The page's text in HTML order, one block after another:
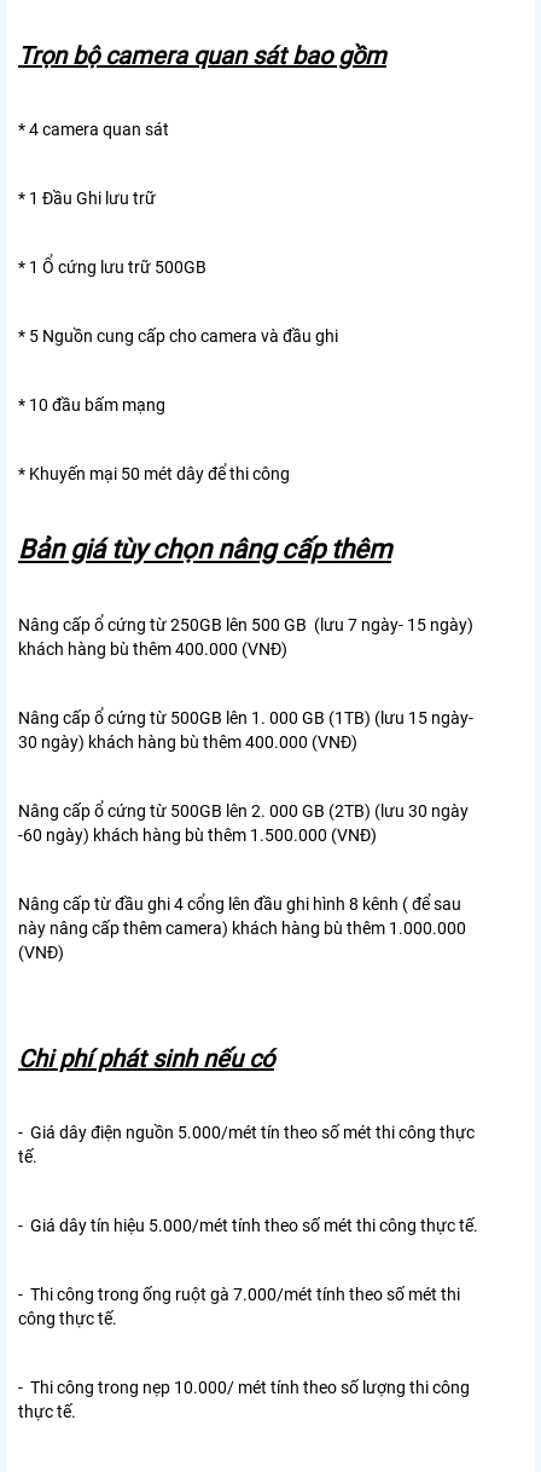
Trọn bộ camera quan sát bao gồm
* 4 camera quan sát
* 1 Đầu Ghi lưu trữ
* 1 Ổ cứng lưu trữ 500GB
* 5 Nguồn cung cấp cho camera và đầu ghi
* 10 đầu bấm mạng
* Khuyến mại 50 mét dây để thi công
Bản giá tùy chọn nâng cấp thêm
Nâng cấp ổ cứng từ 250GB lên 500 GB (lưu 7 ngày- 15 ngày)
khách hàng bù thêm 400.000 (VNĐ)
Nâng cấp ổ cứng từ 500GB lên 1. 000 GB (1TB) (lưu 15 ngày-
30 ngày) khách hàng bù thêm 400.000 (VNĐ)
Nâng cấp ổ cứng từ 500GB lên 2. 000 GB (2TB) (lưu 30 ngày
-60 ngày) khách hàng bù thêm 1.500.000 (VNĐ)
Nâng cấp từ đầu ghi 4 cổng lên đầu ghi hình 8 kênh ( để sau
này nâng cấp thêm camera) khách hàng bù thêm 1.000.000
(VNĐ)
Chi phí phát sinh nếu có
- Giá dây điện nguồn 5.000/mét tín theo số mét thi công thực
tế.
- Giá dây tín hiệu 5.000/mét tính theo số mét thi công thực tế.
- Thi công trong ống ruột gà 7.000/mét tính theo số mét thi
công thực tế.
- Thi công trong nẹp 10.000/ mét tính theo số lượng thi công
thực tế.